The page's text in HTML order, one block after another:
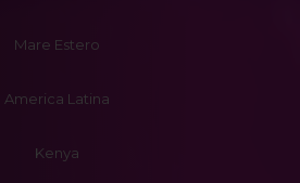
Mare Estero
America Latina
Kenya